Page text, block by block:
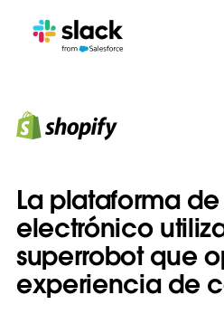
La plataforma
electrónico
superrobot que
experiencia de